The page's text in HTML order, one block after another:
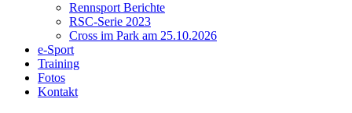
Rennsport Berichte
RSC-Serie 2023
Cross im Park am 25.10.2026
e-Sport
Training
Fotos
Kontakt